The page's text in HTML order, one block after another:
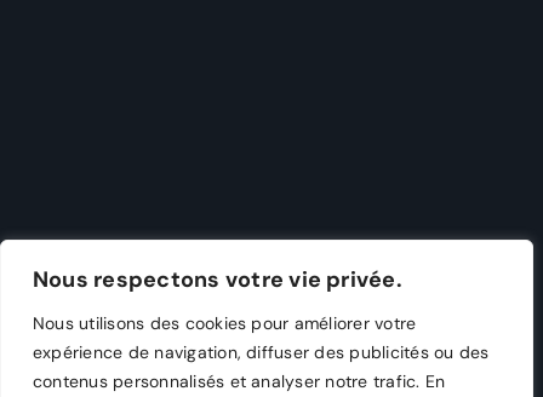
Nous respectons votre vie privée.
Nous utilisons des cookies pour améliorer votre
expérience de navigation, diffuser des publicités ou des
contenus personnalisés et analyser notre trafic. En
Épreuve Kids
Épreuve Duo
Partenaires
À propos